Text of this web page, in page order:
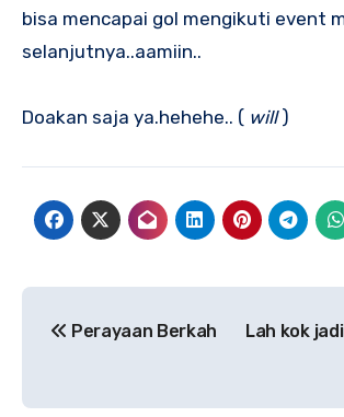
bisa mencapai gol mengikuti event
selanjutnya..aamiin..
Doakan saja ya.hehehe.. ( will)
navigation
Perayaan Berkah Lah kok